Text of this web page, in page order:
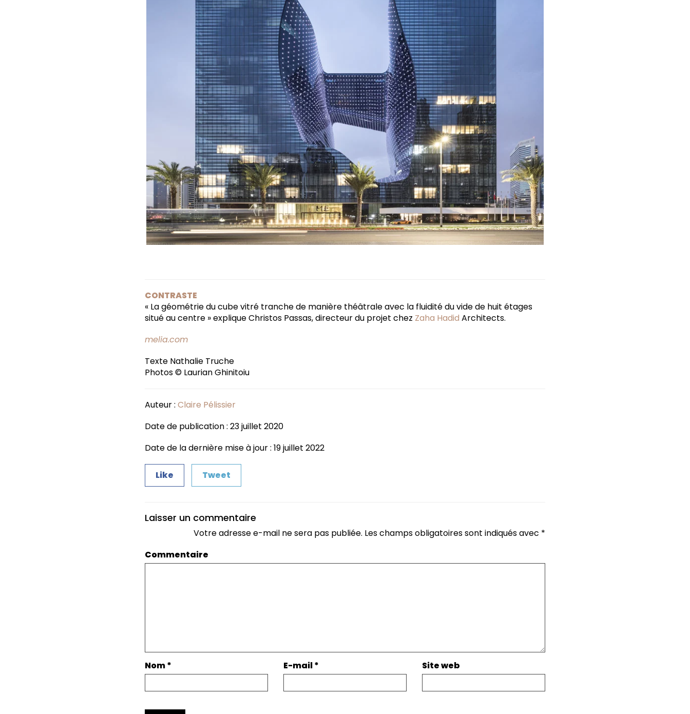
CONTRASTE
« La géométrie du cube vitré tranche de manière théâtrale avec la fluidité du vide de huit étages
situé au centre » explique Christos Passas, directeur du projet chez Zaha Hadid Architects.
melia.com
Texte Nathalie Truche
Photos © Laurian Ghinitoiu
Auteur : Claire Pélissier
Date de publication : 23 juillet 2020
Date de la dernière mise à jour : 19 juillet 2022
Like Tweet
Laisser un commentaire
Votre adresse e-mail ne sera pas publiée. Les champs obligatoires sont indiqués avec *
Commentaire
Nom* E-mail* Site web